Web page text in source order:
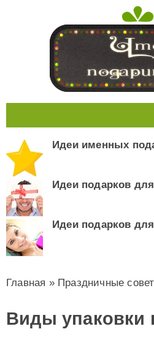
Идеи именных
Идеи подарков
Идеи подарков
Главная » Праздничные
Виды упаковки